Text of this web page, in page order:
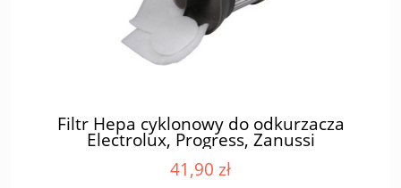
Filtr Hepa cyklonowy do odkurzacza
Electrolux, Progress, Zanussi
41,90 zł